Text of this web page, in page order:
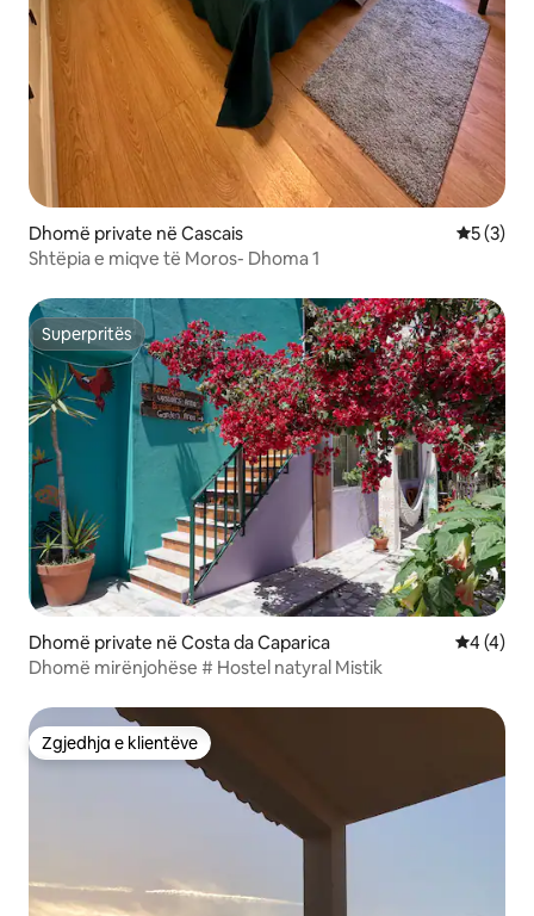
Dhomë private në Cascais
5 (3)
Shtëpia e miqve të Moros- Dhoma 1
Superpritës
Superpritës
Dhomë private në Costa da Caparica
4 (4)
Dhomë mirënjohëse # Hostel natyral Mistik
Zgjedhja e klientëve
Zgjedhja e klientëve